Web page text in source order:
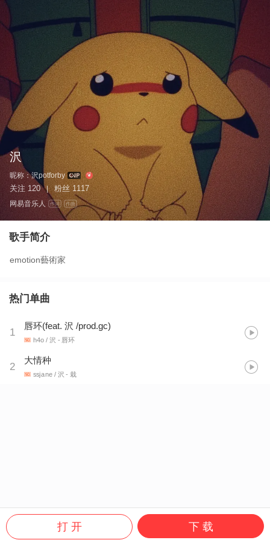
沢
昵称：沢potforby
关注 120 | 粉丝 1117
网易音乐人 作词 作曲
歌手简介
emotion藝術家
热门单曲
1
唇环(feat. 沢 /prod.gc)
h4o / 沢 - 唇环
2
大情种
ssjane / 沢 - 栽
打 开 下 载